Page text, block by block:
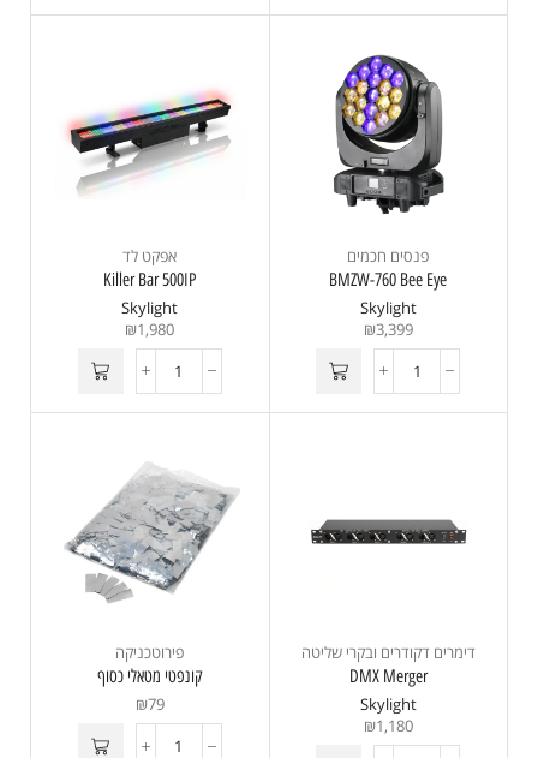
פנסים חכמים
BMZW-760 Bee Eye
Skylight
₪3,399
אפקט לד
Killer Bar 500IP
Skylight
₪1,980
דימרים דקודרים ובקרי שליטה
DMX Merger
Skylight
₪1,180
פירוטכניקה
קונפטי מטאלי כסוף
₪79